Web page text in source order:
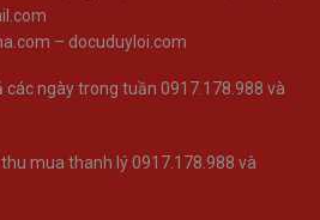
– docuduyloi.com
các ngày trong tuần 0917.178.988 và
mua thanh lý 0917.178.988 và